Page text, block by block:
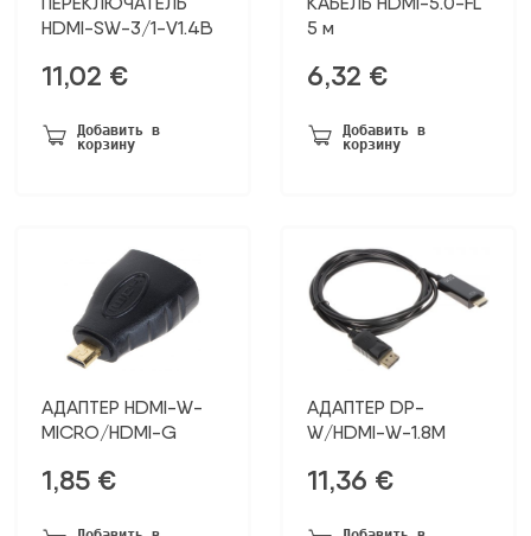
HDMI-SW-3/1-V1.4B
11,02 €
Добавить в
корзину
5 м
6,32 €
Добавить в
корзину
АДАПТЕР HDMI-W-
MICRO/HDMI-G
1,85 €
АДАПТЕР DP-
W/HDMI-W-1.8M
11,36 €